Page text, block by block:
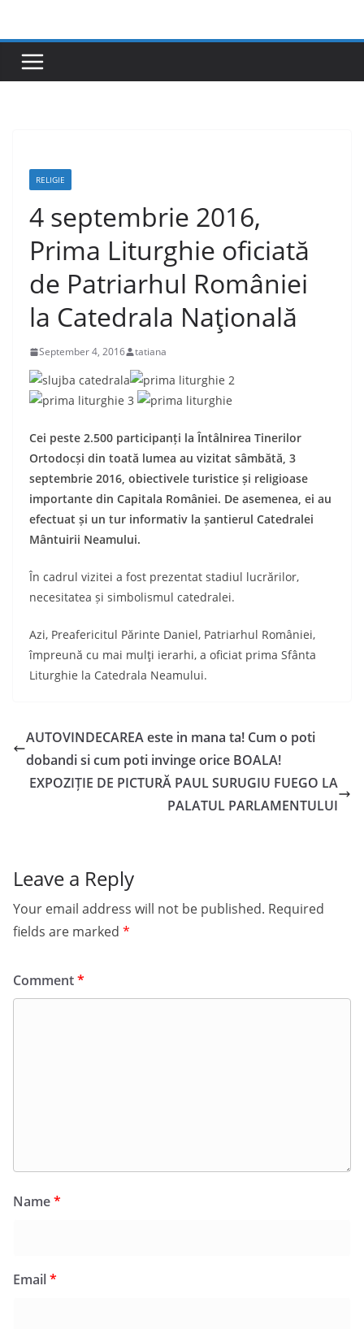
content
RELIGIE
4 septembrie 2016,
Prima Liturghie oficiată
de Patriarhul României
la Catedrala Naţională
September 4, 2016 tatiana
Cei peste 2.500 participanți la Întâlnirea Tinerilor
Ortodocși din toată lumea au vizitat sâmbătă, 3
septembrie 2016, obiectivele turistice și religioase
importante din Capitala României. De asemenea, ei au
efectuat și un tur informativ la șantierul Catedralei
Mântuirii Neamului.
În cadrul vizitei a fost prezentat stadiul lucrărilor,
necesitatea și simbolismul catedralei.
Azi, Preafericitul Părinte Daniel, Patriarhul României,
împreună cu mai mulţi ierarhi, a oficiat prima Sfânta
Liturghie la Catedrala Neamului.
AUTOVINDECAREA este in mana ta! Cum o poti
dobandi si cum poti invinge orice BOALA!
EXPOZIȚIE DE PICTURĂ PAUL SURUGIU FUEGO LA
PALATUL PARLAMENTULUI
Leave a Reply
Your email address will not be published. Required
fields are marked *
Comment*
Name*
Email*